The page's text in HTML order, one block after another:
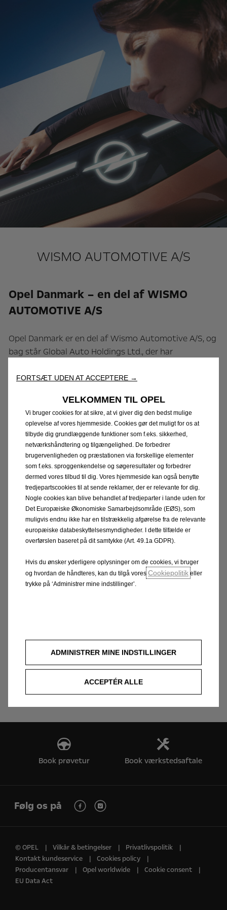
WISMO AUTOMOTIVE A/S
Opel Danmark – en del af WISMO
AUTOMOTIVE A/S
Opel Danmark er en del af Wismo Automotive A/S, og
bag står Global Auto Holdings Ltd., der har
bildetailkoncerner globalt på tværs af USA, Canada,
tidligere K.W. Bruun Import og er en af Nordens
største bilimportører og en pionér inden for
mobilitet. Virksomheden har siden 2018 varetaget
markedsføring og salg af Opel i Danmark.
Opel Danmark har en lang række selvstændige
forhandlere og autoriserede
servicecentre/værksteder fordelt over hele landet.
Læs mere påWismogrup.com
Samarbejdspartnere
Stellantis│Jyske Finans A/S│Drivalia A/S│SOS Dansk
Autohjælp A/S│ Autoriserede
Databehandlere
Biltorvet A/S│CDK Global A/S│Vitec Datamann
A/S│Intrum A/S
AG Analytics A/S│Active
Campaign│Facebook│Google│Microsoft Office 365
Book prøvetur Book værkstedsaftale
Følg os på
© OPEL Vilkår & betingelser
Privatlivspolitik
Kontakt kundeservice
Cookies policy
Producentansvar
Opel worldwide
Cookie consent
EU Data Act
FORTSÆT UDEN AT ACCEPTERE →
VELKOMMEN TIL OPEL
Vi bruger cookies for at sikre, at vi giver dig den bedst mulige
oplevelse af vores hjemmeside. Cookies gør det muligt for os at
tilbyde dig grundlæggende funktioner som f.eks. sikkerhed,
netværkshåndtering og tilgængelighed. De forbedrer
brugervenligheden og præstationen via forskellige elementer
som f.eks. sproggenkendelse og søgeresultater og forbedrer
dermed vores tilbud til dig. Vores hjemmeside kan også benytte
tredjepartscookies til at sende reklamer, der er relevante for dig.
Nogle cookies kan blive behandlet af tredjeparter i lande uden for
Det Europæiske Økonomiske Samarbejdsområde (EØS), som
muligvis endnu ikke har en tilstrækkelig afgørelse fra de relevante
europæiske databeskyttelsesmyndigheder. I dette tilfælde er
overførslen baseret på dit samtykke (Art. 49.1a GDPR).
Hvis du ønsker yderligere oplysninger om de cookies, vi bruger
og hvordan de håndteres, kan du tilgå vores Cookiepolitik eller
trykke på ‘Administrer mine indstillinger’.
ADMINISTRER MINE INDSTILLINGER
ACCEPTÉR ALLE